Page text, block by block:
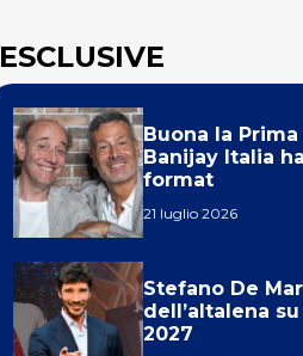
ESCLUSIVE
Buona la
Banijay Italia
format
21 luglio 2026
Stefano De
dell’altalena
2027